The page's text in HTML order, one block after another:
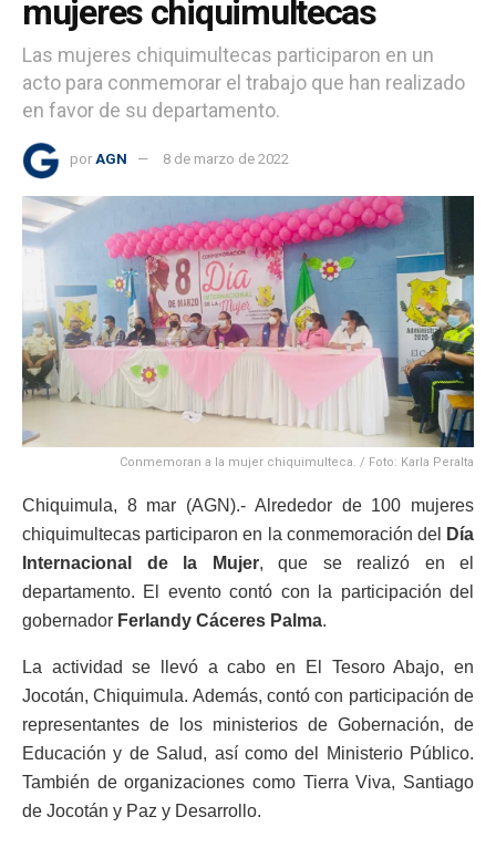
mujeres chiquimultecas
Las mujeres chiquimultecas participaron en un
acto para conmemorar el trabajo que han realizado
en favor de su departamento.
por AGN 8 de marzo de 2022
Conmemoran a la mujer chiquimulteca. / Foto: Karla Peralta
Chiquimula, 8 mar (AGN).- Alrededor de 100 mujeres
chiquimultecas participaron en la conmemoración del
Día
Internacional de la Mujer, que se realizó en el
departamento. El evento contó con la participación del
gobernador Ferlandy Cáceres Palma.
La actividad se llevó a cabo en El Tesoro Abajo, en
Jocotán, Chiquimula. Además, contó con participación de
representantes de los ministerios de Gobernación, de
Educación y de Salud, así como del Ministerio Público.
También de organizaciones como Tierra Viva, Santiago
de Jocotán y Paz y Desarrollo.